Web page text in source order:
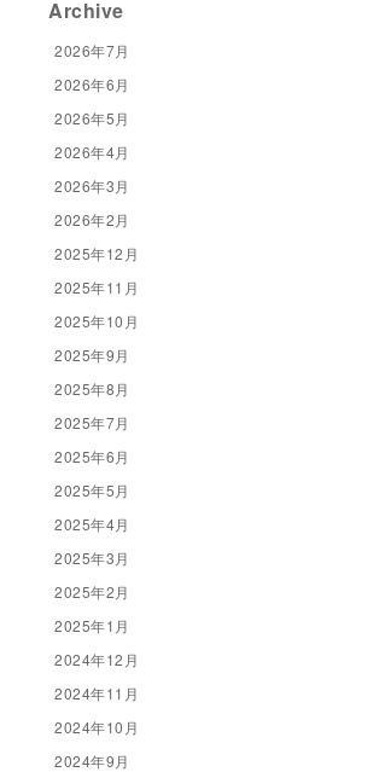
Archive
2026年7月
2026年6月
2026年5月
2026年4月
2026年3月
2026年2月
2025年12月
2025年11月
2025年10月
2025年9月
2025年8月
2025年7月
2025年6月
2025年5月
2025年4月
2025年3月
2025年2月
2025年1月
2024年12月
2024年11月
2024年10月
2024年9月